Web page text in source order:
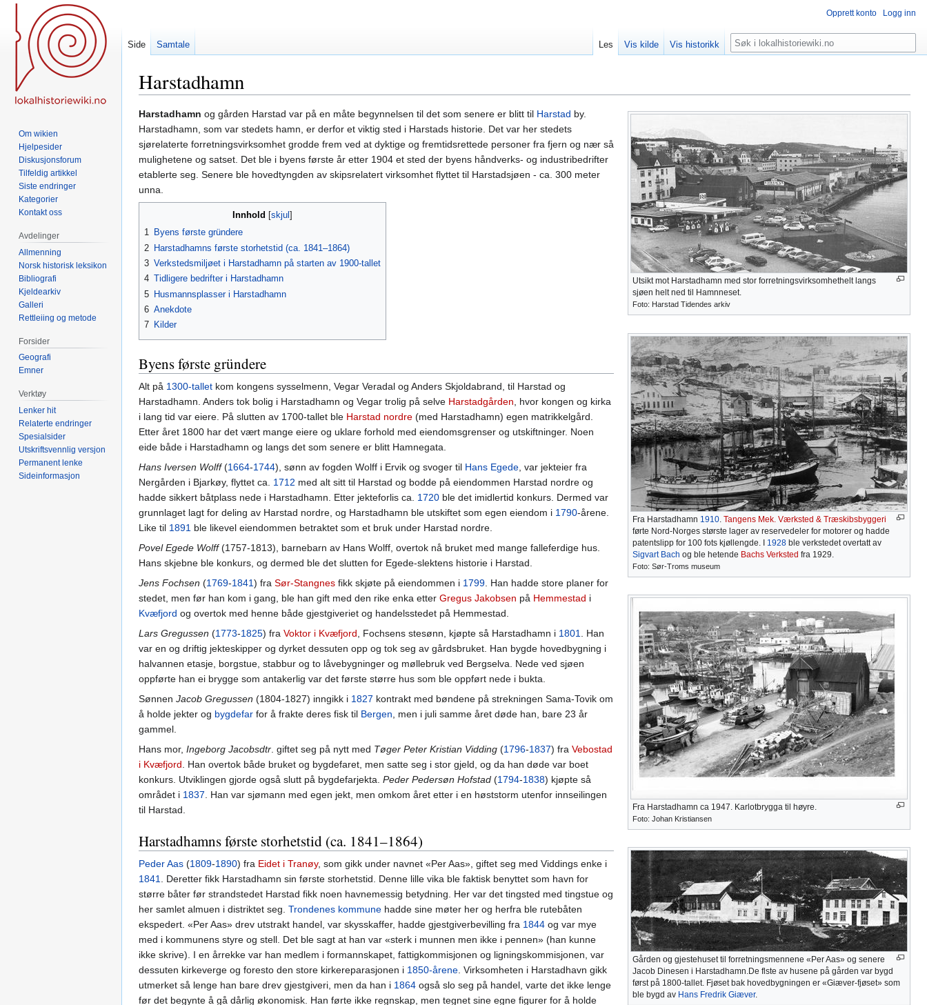
Harstadhamn
Hopp
til
navigering
Hopp
til
søk
Utsikt mot Harstadhamn med stor forretningsvirksomhethelt langs
sjøen helt ned til Hamnneset.
Foto: Harstad Tidendes arkiv
Fra Harstadhamn 1910 Tangens Mek. Værksted & Træskibsbyggeri
førte Nord-Norges største lager av reservedeler for motorer og hadde
patentslipp for 100 fots kjøllengde. I 1928 ble verkstedet overtatt av
Sigvart Bach og ble hetende Bachs Verksted fra 1929.
Foto: Sør-Troms museum
Fra Harstadhamn ca 1947. Karlotbrygga til høyre.
Foto: Johan Kristiansen
Gården og gjestehuset til forretningsmennene «Per Aas» og senere
Jacob Dinesen i Harstadhamn.De flste av husene på gården var bygd
først på 1800-tallet. Fjøset bak hovedbygningen er «Giæver-fjøset» som
ble bygd av Hans Fredrik Giæver.
Harstadhamn og gården Harstad var på en måte begynnelsen til det som senere er blitt til Harstad by.
Harstadhamn, som var stedets hamn, er derfor et viktig sted i Harstads historie. Det var her stedets
sjørelaterte forretningsvirksomhet grodde frem ved at dyktige og fremtidsrettede personer fra fjern og nær så
mulighetene og satset. Det ble i byens første år etter 1904 et sted der byens håndverks- og industribedrifter
etablerte seg. Senere ble hovedtyngden av skipsrelatert virksomhet flyttet til Harstadsjøen - ca. 300 meter
unna.
Innhold
1 Byens første gründere
2 Harstadhamns første storhetstid (ca. 1841–1864)
3 Verkstedsmiljøet i Harstadhamn på starten av 1900-tallet
4 Tidligere bedrifter i Harstadhamn
5 Husmannsplasser i Harstadhamn
6 Anekdote
7 Kilder
Byens første gründere
Alt på 1300-tallet kom kongens sysselmenn, Vegar Veradal og Anders Skjoldabrand, til Harstad og
Harstadhamn. Anders tok bolig i Harstadhamn og Vegar trolig på selve Harstadgården, hvor kongen og kirka
i lang tid var eiere. På slutten av 1700-tallet ble Harstad nordre (med Harstadhamn) egen matrikkelgård.
Etter året 1800 har det vært mange eiere og uklare forhold med eiendomsgrenser og utskiftninger. Noen
eide både i Harstadhamn og langs det som senere er blitt Hamnegata.
Hans Iversen Wolff(1664-1744), sønn av fogden Wolff i Ervik og svoger til Hans Egede, var jekteier fra
Nergården i Bjarkøy, flyttet ca. 1712 med alt sitt til Harstad og bodde på eiendommen Harstad nordre og
hadde sikkert båtplass nede i Harstadhamn. Etter jekteforlis ca. 1720 ble det imidlertid konkurs. Dermed var
grunnlaget lagt for deling av Harstad nordre, og Harstadhamn ble utskiftet som egen eiendom i 1790-årene.
Like til 1891 ble likevel eiendommen betraktet som et bruk under Harstad nordre.
Povel Egede Wolff(1757-1813), barnebarn av Hans Wolff, overtok nå bruket med mange falleferdige hus.
Hans skjebne ble konkurs, og dermed ble det slutten for Egede-slektens historie i Harstad.
Jens Fochsen (1769-1841) fra Sør-Stangnes fikk skjøte på eiendommen i 1799. Han hadde store planer for
stedet, men før han kom i gang, ble han gift med den rike enka etter Gregus Jakobsen på Hemmestad i
Kvæfjord og overtok med henne både gjestgiveriet og handelsstedet på Hemmestad.
Lars Gregussen (1773-1825) fra Voktor i Kvæfjord, Fochsens stesønn, kjøpte så Harstadhamn i 1801. Han
var en og driftig jekteskipper og dyrket dessuten opp og tok seg av gårdsbruket. Han bygde hovedbygning i
halvannen etasje, borgstue, stabbur og to låvebygninger og møllebruk ved Bergselva. Nede ved sjøen
oppførte han ei brygge som antakerlig var det første større hus som ble oppført nede i bukta.
Sønnen Jacob Gregussen (1804-1827) inngikk i 1827 kontrakt med bøndene på strekningen Sama-Tovik om
å holde jekter og bygdefar for å frakte deres fisk til Bergen, men i juli samme året døde han, bare 23 år
gammel.
Hans mor, Ingeborg Jacobsdtr. giftet seg på nytt med Tøger Peter Kristian Vidding (1796-1837) fra Vebostad
i Kvæfjord. Han overtok både bruket og bygdefaret, men satte seg i stor gjeld, og da han døde var boet
konkurs. Utviklingen gjorde også slutt på bygdefarjekta. Peder Pedersøn Hofstad (1794-1838) kjøpte så
området i 1837. Han var sjømann med egen jekt, men omkom året etter i en høststorm utenfor innseilingen
til Harstad.
Harstadhamns første storhetstid (ca. 1841–1864)
Peder Aas (1809-1890) fra Eidet i Tranøy, som gikk under navnet «Per Aas», giftet seg med Viddings enke i
1841. Deretter fikk Harstadhamn sin første storhetstid. Denne lille vika ble faktisk benyttet som havn for
større båter før strandstedet Harstad fikk noen havnemessig betydning. Her var det tingsted med tingstue og
her samlet almuen i distriktet seg. Trondenes kommune hadde sine møter her og herfra ble rutebåten
ekspedert. «Per Aas» drev utstrakt handel, var skysskaffer, hadde gjestgiverbevilling fra 1844 og var mye
med i kommunens styre og stell. Det ble sagt at han var «sterk i munnen men ikke i pennen» (han kunne
ikke skrive). I en årrekke var han medlem i formannskapet, fattigkommisjonen og ligningskommisjonen, var
dessuten kirkeverge og foresto den store kirkereparasjonen i 1850-årene. Virksomheten i Harstadhavn gikk
utmerket så lenge han bare drev gjestgiveri, men da han i 1864 også slo seg på handel, varte det ikke lenge
før det begynte å gå dårlig økonomisk. Han førte ikke regnskap, men tegnet sine egne figurer for å holde
Opprett konto Logg inn
Side Samtale Les Vis kilde Vis historikk Søk
Om wikien
Hjelpesider
Diskusjonsforum
Tilfeldig artikkel
Siste endringer
Kategorier
Kontakt oss
Avdelinger
Allmenning
Norsk historisk leksikon
Bibliografi
Kjeldearkiv
Galleri
Rettleiing og metode
Forsider
Geografi
Emner
Verktøy
Lenker hit
Relaterte endringer
Spesialsider
Utskriftsvennlig versjon
Permanent lenke
Sideinformasjon